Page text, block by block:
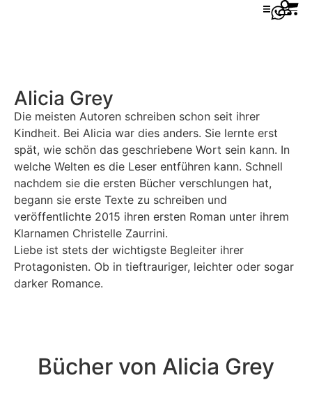
Alicia Grey
Die meisten Autoren schreiben schon seit ihrer
Kindheit. Bei Alicia war dies anders. Sie lernte erst
spät, wie schön das geschriebene Wort sein kann. In
welche Welten es die Leser entführen kann. Schnell
nachdem sie die ersten Bücher verschlungen hat,
begann sie erste Texte zu schreiben und
veröffentlichte 2015 ihren ersten Roman unter ihrem
Klarnamen Christelle Zaurrini.
Liebe ist stets der wichtigste Begleiter ihrer
Protagonisten. Ob in tieftrauriger, leichter oder sogar
darker Romance.
Bücher von Alicia Grey